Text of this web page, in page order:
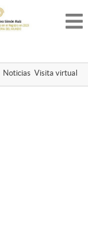
Noticias Visita virtual